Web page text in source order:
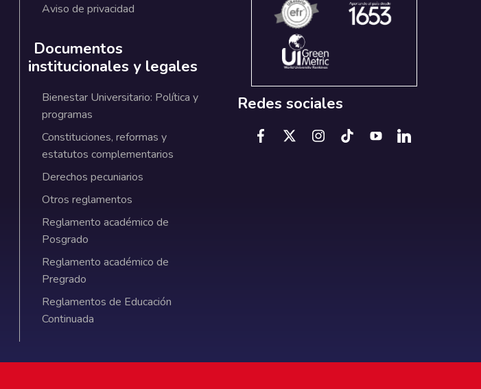
Aviso de privacidad
Documentos
institucionales y legales
Bienestar Universitario: Política y
programas
Constituciones, reformas y
estatutos complementarios
Derechos pecuniarios
Otros reglamentos
Reglamento académico de
Posgrado
Reglamento académico de
Pregrado
Reglamentos de Educación
Continuada
Redes sociales